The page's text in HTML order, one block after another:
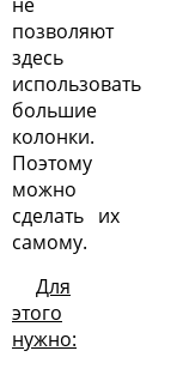
позволяют
здесь
использовать
большие
колонки.
Поэтому
можно
сделать их
самому.
Для
этого
нужно: